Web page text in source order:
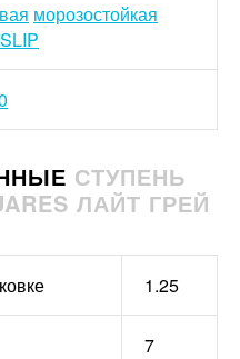
морозостойкая
СТУПЕНЬ
ЛАЙТ ГРЕЙ
1.25
7